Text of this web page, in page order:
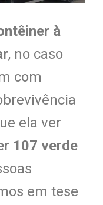
à
, no caso
com
ela ver
107 verde
em tese